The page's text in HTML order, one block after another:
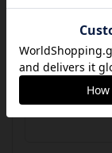
遊べるボードゲーム
中野の落ち着いた
ゴハンでゆったり